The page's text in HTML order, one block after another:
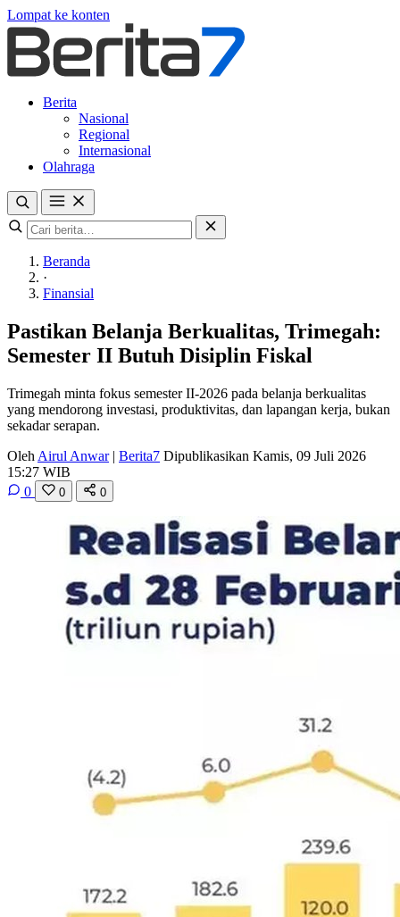
Lompat ke konten
Berita
Nasional
Regional
Internasional
Olahraga
Beranda
·
Finansial
Pastikan Belanja Berkualitas, Trimegah:
Semester II Butuh Disiplin Fiskal
Trimegah minta fokus semester II-2026 pada belanja berkualitas
yang mendorong investasi, produktivitas, dan lapangan kerja, bukan
sekadar serapan.
Oleh Airul Anwar | Berita7 Dipublikasikan Kamis, 09 Juli 2026
15:27 WIB
0
0 0